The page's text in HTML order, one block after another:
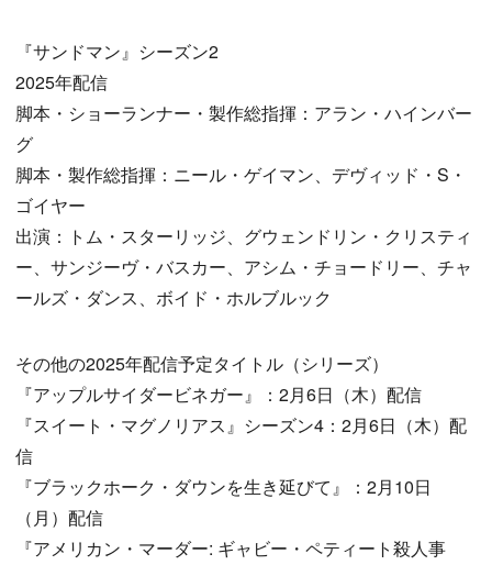
『サンドマン』シーズン2
2025年配信
脚本・ショーランナー・製作総指揮：アラン・ハインバー
グ
脚本・製作総指揮：ニール・ゲイマン、デヴィッド・S・
ゴイヤー
出演：トム・スターリッジ、グウェンドリン・クリスティ
ー、サンジーヴ・バスカー、アシム・チョードリー、チャ
ールズ・ダンス、ボイド・ホルブルック
その他の2025年配信予定タイトル（シリーズ）
『アップルサイダービネガー』：2月6日（木）配信
『スイート・マグノリアス』シーズン4：2月6日（木）配
信
『ブラックホーク・ダウンを生き延びて』：2月10日
（月）配信
『アメリカン・マーダー: ギャビー・ペティート殺人事